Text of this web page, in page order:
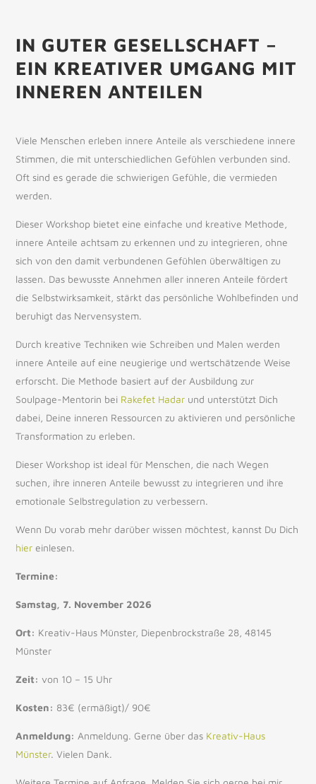
IN GUTER GESELLSCHAFT –
EIN KREATIVER UMGANG MIT
INNEREN ANTEILEN
Viele Menschen erleben innere Anteile als verschiedene innere
Stimmen, die mit unterschiedlichen Gefühlen verbunden sind.
Oft sind es gerade die schwierigen Gefühle, die vermieden
werden.
Dieser Workshop bietet eine einfache und kreative Methode,
innere Anteile achtsam zu erkennen und zu integrieren, ohne
sich von den damit verbundenen Gefühlen überwältigen zu
lassen. Das bewusste Annehmen aller inneren Anteile fördert
die Selbstwirksamkeit, stärkt das persönliche Wohlbefinden und
beruhigt das Nervensystem.
Durch kreative Techniken wie Schreiben und Malen werden
innere Anteile auf eine neugierige und wertschätzende Weise
erforscht. Die Methode basiert auf der Ausbildung zur
Soulpage-Mentorin bei Rakefet Hadar und unterstützt Dich
dabei, Deine inneren Ressourcen zu aktivieren und persönliche
Transformation zu erleben.
Dieser Workshop ist ideal für Menschen, die nach Wegen
suchen, ihre inneren Anteile bewusst zu integrieren und ihre
emotionale Selbstregulation zu verbessern.
Wenn Du vorab mehr darüber wissen möchtest, kannst Du Dich
hier einlesen.
Termine:
Samstag, 7. November 2026
Ort: Kreativ-Haus Münster, Diepenbrockstraße 28, 48145
Münster
Zeit: von 10 – 15 Uhr
Kosten: 83€ (ermäßigt)/ 90€
Anmeldung: Anmeldung. Gerne über das Kreativ-Haus
Münster. Vielen Dank.